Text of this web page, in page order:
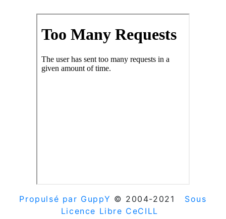
Propulsé par GuppY © 2004-2021
Sous
Licence Libre CeCILL